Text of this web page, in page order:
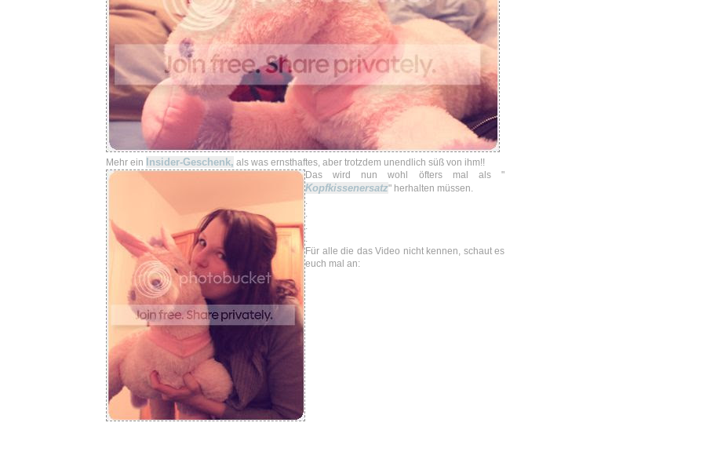
Mehr ein Insider-Geschenk, als was ernsthaftes, aber trotzdem unendlich süß von ihm!!
Das wird nun wohl öfters mal als "
Kopfkissenersatz" herhalten müssen.
.
.
.
.
Für alle die das Video nicht kennen, schaut es
euch mal an: